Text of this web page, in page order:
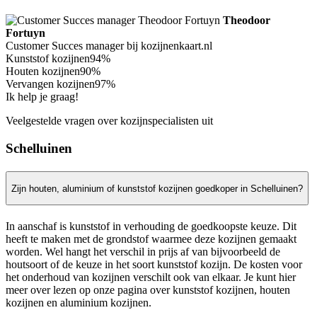
Theodoor
Fortuyn
Customer Succes manager bij kozijnenkaart.nl
Kunststof kozijnen94%
Houten kozijnen90%
Vervangen kozijnen97%
Ik help je graag!
Veelgestelde vragen over kozijnspecialisten uit
Schelluinen
Zijn houten, aluminium of kunststof kozijnen goedkoper in Schelluinen?
In aanschaf is kunststof in verhouding de goedkoopste keuze. Dit
heeft te maken met de grondstof waarmee deze kozijnen gemaakt
worden. Wel hangt het verschil in prijs af van bijvoorbeeld de
houtsoort of de keuze in het soort kunststof kozijn. De kosten voor
het onderhoud van kozijnen verschilt ook van elkaar. Je kunt hier
meer over lezen op onze pagina over kunststof kozijnen, houten
kozijnen en aluminium kozijnen.